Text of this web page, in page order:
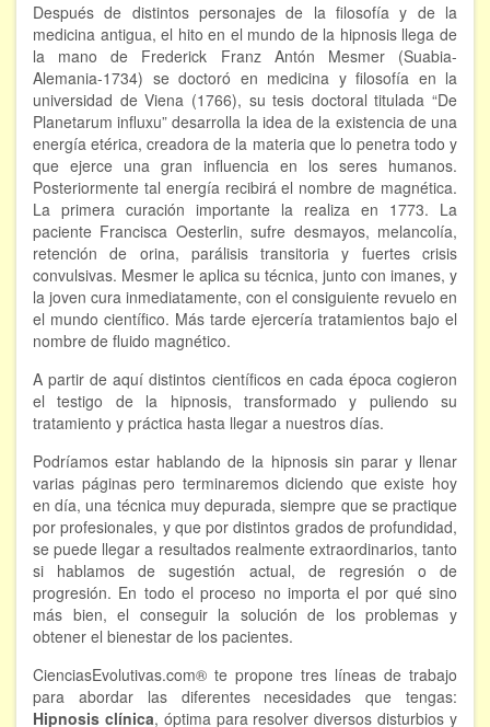
Después de distintos personajes de la filosofía y de la
medicina antigua, el hito en el mundo de la hipnosis llega de
la mano de Frederick Franz Antón Mesmer (Suabia-
Alemania-1734) se doctoró en medicina y filosofía en la
universidad de Viena (1766), su tesis doctoral titulada “De
Planetarum influxu” desarrolla la idea de la existencia de una
energía etérica, creadora de la materia que lo penetra todo y
que ejerce una gran influencia en los seres humanos.
Posteriormente tal energía recibirá el nombre de magnética.
La primera curación importante la realiza en 1773. La
paciente Francisca Oesterlin, sufre desmayos, melancolía,
retención de orina, parálisis transitoria y fuertes crisis
convulsivas. Mesmer le aplica su técnica, junto con imanes, y
la joven cura inmediatamente, con el consiguiente revuelo en
el mundo científico. Más tarde ejercería tratamientos bajo el
nombre de fluido magnético.
A partir de aquí distintos científicos en cada época cogieron
el testigo de la hipnosis, transformado y puliendo su
tratamiento y práctica hasta llegar a nuestros días.
Podríamos estar hablando de la hipnosis sin parar y llenar
varias páginas pero terminaremos diciendo que existe hoy
en día, una técnica muy depurada, siempre que se practique
por profesionales, y que por distintos grados de profundidad,
se puede llegar a resultados realmente extraordinarios, tanto
si hablamos de sugestión actual, de regresión o de
progresión. En todo el proceso no importa el por qué sino
más bien, el conseguir la solución de los problemas y
obtener el bienestar de los pacientes.
CienciasEvolutivas.com® te propone tres líneas de trabajo
para abordar las diferentes necesidades que tengas:
Hipnosis clínica, óptima para resolver diversos disturbios y